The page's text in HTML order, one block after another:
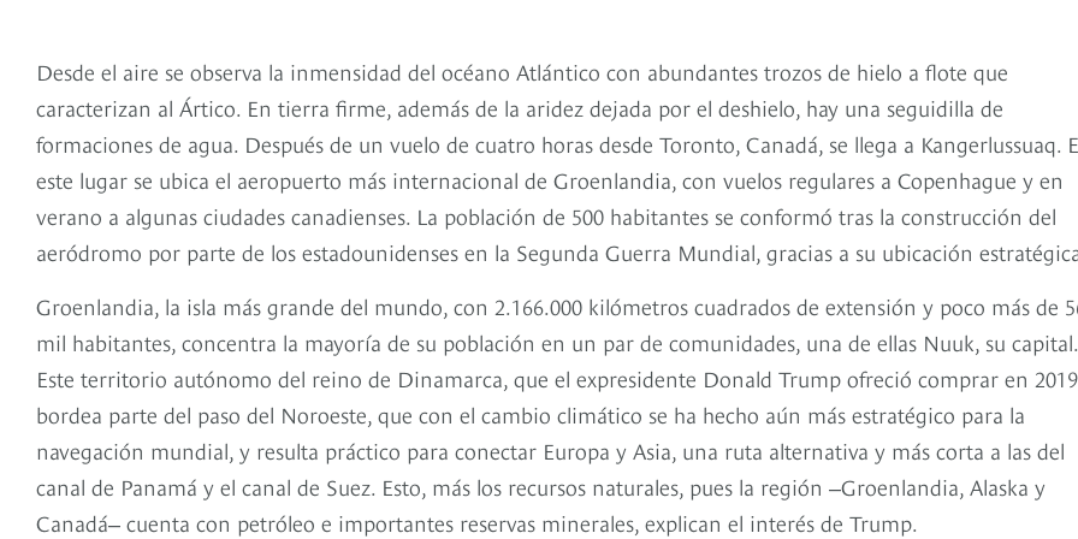
Desde el aire se observa la inmensidad del océano Atlántico con abundantes trozos de hielo a flote que
caracterizan al Ártico. En tierra firme, además de la aridez dejada por el deshielo, hay una seguidilla de
formaciones de agua. Después de un vuelo de cuatro horas desde Toronto, Canadá, se llega a Kangerlussuaq.
este lugar se ubica el aeropuerto más internacional de Groenlandia, con vuelos regulares a Copenhague y en
verano a algunas ciudades canadienses. La población de 500 habitantes se conformó tras la construcción del
aeródromo por parte de los estadounidenses en la Segunda Guerra Mundial, gracias a su ubicación
Groenlandia, la isla más grande del mundo, con 2.166.000 kilómetros cuadrados de extensión y poco más de
mil habitantes, concentra la mayoría de su población en un par de comunidades, una de ellas Nuuk, su capital.
Este territorio autónomo del reino de Dinamarca, que el expresidente Donald Trump ofreció comprar en
bordea parte del paso del Noroeste, que con el cambio climático se ha hecho aún más estratégico para la
navegación mundial, y resulta práctico para conectar Europa y Asia, una ruta alternativa y más corta a las del
canal de Panamá y el canal de Suez. Esto, más los recursos naturales, pues la región ‒Groenlandia, Alaska y
Canadá‒ cuenta con petróleo e importantes reservas minerales, explican el interés de Trump.